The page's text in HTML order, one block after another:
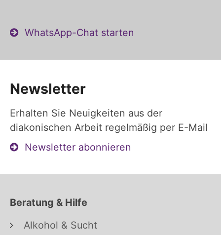
WhatsApp-Chat starten
Newsletter
Erhalten Sie Neuigkeiten aus der
diakonischen Arbeit regelmäßig per E-Mail
Newsletter abonnieren
Beratung & Hilfe
Alkohol & Sucht